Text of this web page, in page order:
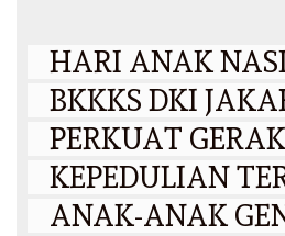
HARI ANAK
BKKKS DKI
PERKUAT
KEPEDULIAN
ANAK-ANAK